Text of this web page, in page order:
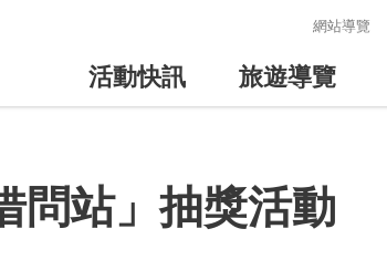
網站導覽
活動快訊 旅遊導覽
問站」抽獎活動